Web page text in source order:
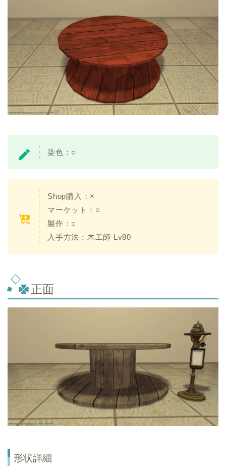
染色：○
Shop購入：×
マーケット：○
製作：○
入手方法：木工師 Lv80
正面
形状詳細